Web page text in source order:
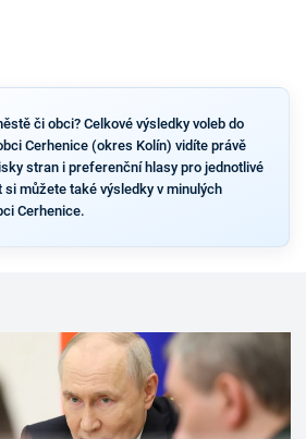
či obci? Celkové výsledky voleb do
Cerhenice (okres Kolín) vidíte právě
stran i preferenční hlasy pro jednotlivé
si můžete také výsledky v minulých
Cerhenice.